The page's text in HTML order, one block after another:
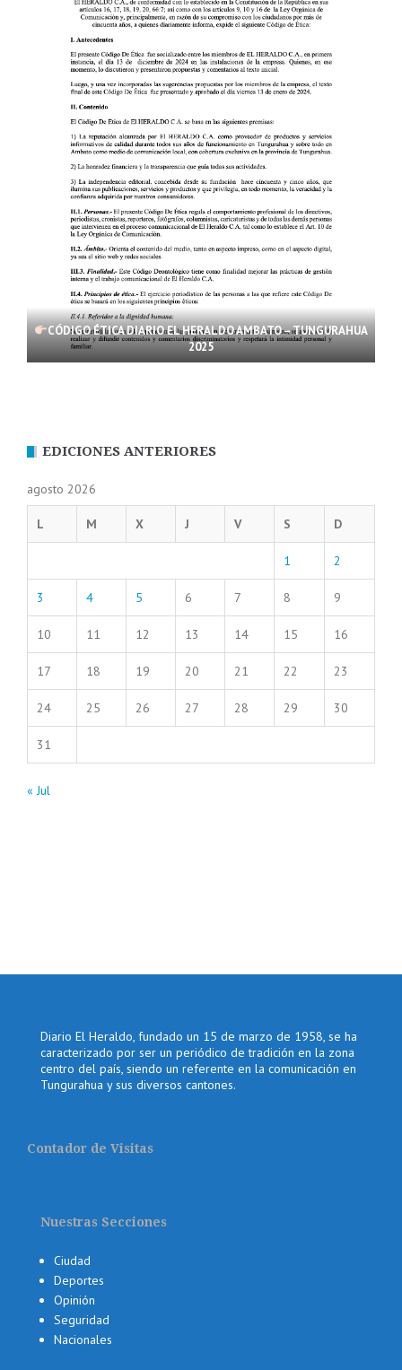
CÓDIGO ÉTICA DIARIO EL HERALDO AMBATO – TUNGURAHUA
2025
EDICIONES ANTERIORES
agosto 2026
L M X J V S D
1 2
3 4 5 6 7 8 9
10 11 12 13 14 15 16
17 18 19 20 21 22 23
24 25 26 27 28 29 30
31
« Jul
Diario El Heraldo, fundado un 15 de marzo de 1958, se ha
caracterizado por ser un periódico de tradición en la zona
centro del país, siendo un referente en la comunicación en
Tungurahua y sus diversos cantones.
Contador de Visitas
Nuestras Secciones
Ciudad
Deportes
Opinión
Seguridad
Nacionales